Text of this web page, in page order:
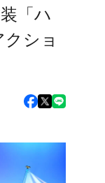
「ハ
ショ